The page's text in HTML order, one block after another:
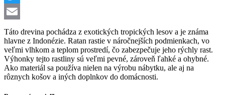
Twitter
Email
Táto drevina pochádza z exotických tropických lesov a je známa
hlavne z Indonézie. Ratan rastie v náročnejších podmienkach, vo
veľmi vlhkom a teplom prostredí, čo zabezpečuje jeho rýchly rast.
Výhonky tejto rastliny sú veľmi pevné, zároveň ľahké a ohybné.
Ako materiál sa používa nielen na výrobu nábytku, ale aj na
rôznych košov a iných doplnkov do domácnosti.